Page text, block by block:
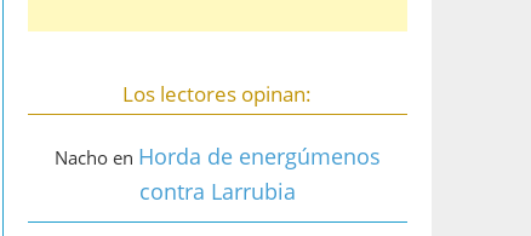
Los lectores opinan:
Nachoen Horda de energúmenos
contra Larrubia